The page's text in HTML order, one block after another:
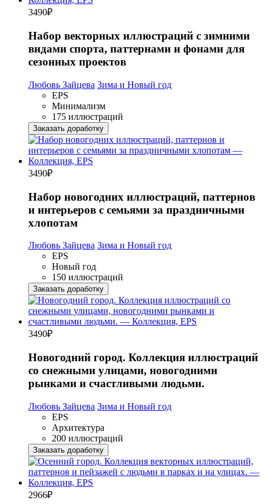
3490₽
Набор векторных иллюстраций с зимними
видами спорта, паттернами и фонами для
сезонных проектов
Любовь Зайцева Зима и Новый год
EPS
Минимализм
175 иллюстраций
Заказать доработку
3490₽
Набор новогодних иллюстраций, паттернов
и интерьеров с семьями за праздничными
хлопотам
Любовь Зайцева Зима и Новый год
EPS
Новый год
150 иллюстраций
Заказать доработку
3490₽
Новогодний город. Коллекция иллюстраций
со снежными улицами, новогодними
рынками и счастливыми людьми.
Любовь Зайцева Зима и Новый год
EPS
Архитектура
200 иллюстраций
Заказать доработку
2966₽